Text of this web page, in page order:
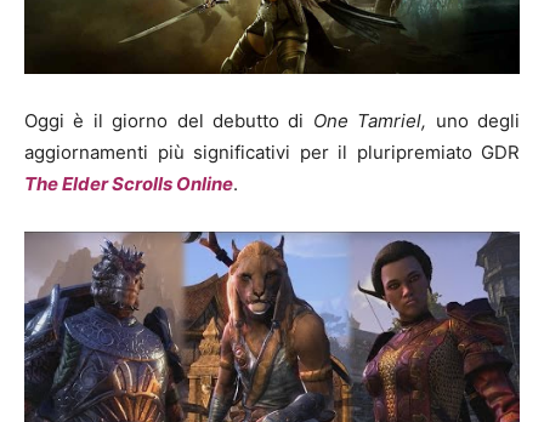
Oggi è il giorno del debutto di One Tamriel, uno degli
aggiornamenti più significativi per il pluripremiato GDR
The Elder Scrolls Online.